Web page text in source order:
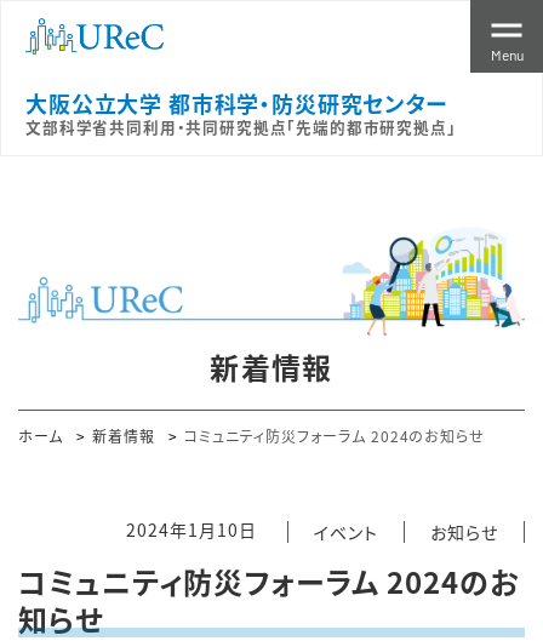
大阪公立大学 都市科学・防災研究センター
文部科学省共同利用・共同研究拠点「先端的都市研究拠点」
Menu
新着情報
ホーム 新着情報 コミュニティ防災フォーラム 2024のお知らせ
2024年1月10日 イベント お知らせ
コミュニティ防災フォーラム 2024のお
知らせ